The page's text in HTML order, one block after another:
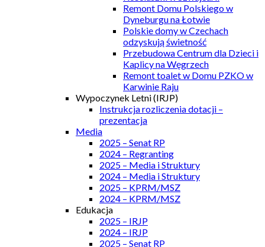
Remont Domu Polskiego w
Dyneburgu na Łotwie
Polskie domy w Czechach
odzyskują świetność
Przebudowa Centrum dla Dzieci i
Kaplicy na Węgrzech
Remont toalet w Domu PZKO w
Karwinie Raju
Wypoczynek Letni (IRJP)
Instrukcja rozliczenia dotacji –
prezentacja
Media
2025 – Senat RP
2024 – Regranting
2025 – Media i Struktury
2024 – Media i Struktury
2025 – KPRM/MSZ
2024 – KPRM/MSZ
Edukacja
2025 – IRJP
2024 – IRJP
2025 – Senat RP